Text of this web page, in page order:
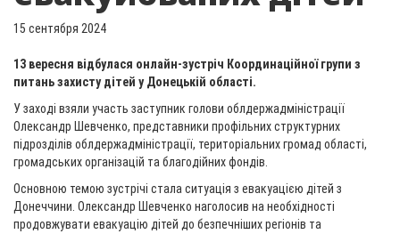
15 сентября 2024
13 вересня відбулася онлайн-зустріч Координаційної групи з
питань захисту дітей у Донецькій області.
У заході взяли участь заступник голови облдержадміністрації
Олександр Шевченко, представники профільних структурних
підрозділів облдержадміністрації, територіальних громад області,
громадських організацій та благодійних фондів.
Основною темою зустрічі стала ситуація з евакуацією дітей з
Донеччини. Олександр Шевченко наголосив на необхідності
продовжувати евакуацію дітей до безпечніших регіонів та